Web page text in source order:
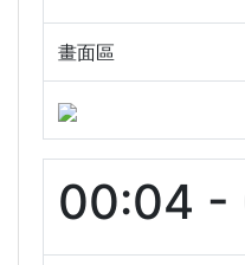
畫面區
00:04 -